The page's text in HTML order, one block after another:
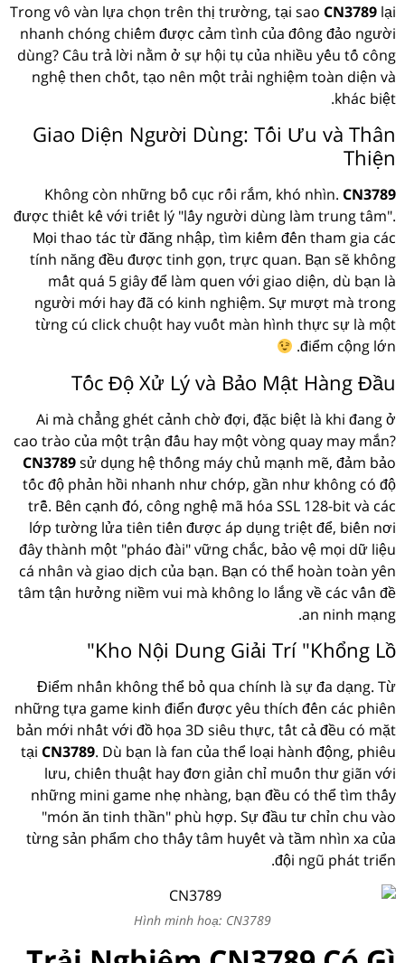
Trong vô vàn lựa chọn trên thị trường, tại sao CN3789 lại
nhanh chóng chiếm được cảm tình của đông đảo người
dùng? Câu trả lời nằm ở sự hội tụ của nhiều yếu tố công
nghệ then chốt, tạo nên một trải nghiệm toàn diện và
khác biệt.
Giao Diện Người Dùng: Tối Ưu và Thân
Thiện
Không còn những bố cục rối rắm, khó nhìn. CN3789
được thiết kế với triết lý "lấy người dùng làm trung tâm".
Mọi thao tác từ đăng nhập, tìm kiếm đến tham gia các
tính năng đều được tinh gọn, trực quan. Bạn sẽ không
mất quá 5 giây để làm quen với giao diện, dù bạn là
người mới hay đã có kinh nghiệm. Sự mượt mà trong
từng cú click chuột hay vuốt màn hình thực sự là một
điểm cộng lớn.
Tốc Độ Xử Lý và Bảo Mật Hàng Đầu
Ai mà chẳng ghét cảnh chờ đợi, đặc biệt là khi đang ở
cao trào của một trận đấu hay một vòng quay may mắn?
CN3789sử dụng hệ thống máy chủ mạnh mẽ, đảm bảo
tốc độ phản hồi nhanh như chớp, gần như không có độ
trễ. Bên cạnh đó, công nghệ mã hóa SSL 128-bit và các
lớp tường lửa tiên tiến được áp dụng triệt để, biến nơi
đây thành một "pháo đài" vững chắc, bảo vệ mọi dữ liệu
cá nhân và giao dịch của bạn. Bạn có thể hoàn toàn yên
tâm tận hưởng niềm vui mà không lo lắng về các vấn đề
an ninh mạng.
Kho Nội Dung Giải Trí "Khổng Lồ"
Điểm nhấn không thể bỏ qua chính là sự đa dạng. Từ
những tựa game kinh điển được yêu thích đến các phiên
bản mới nhất với đồ họa 3D siêu thực, tất cả đều có mặt
tại CN3789. Dù bạn là fan của thể loại hành động, phiêu
lưu, chiến thuật hay đơn giản chỉ muốn thư giãn với
những mini game nhẹ nhàng, bạn đều có thể tìm thấy
"món ăn tinh thần" phù hợp. Sự đầu tư chỉn chu vào
từng sản phẩm cho thấy tâm huyết và tầm nhìn xa của
đội ngũ phát triển.
Hình minh hoạ: CN3789